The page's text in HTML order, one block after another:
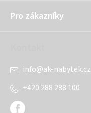
Pro zákazníky
info@ak-nabytek.cz
+420 288 288 100